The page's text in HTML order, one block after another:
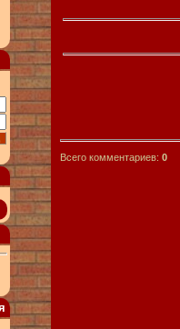
Всего комментариев: 0